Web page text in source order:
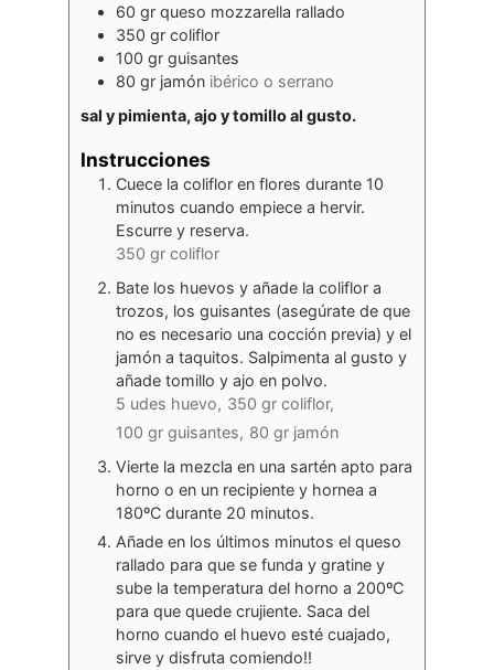
60 gr queso mozzarella rallado
350 gr coliflor
100 gr guisantes
80 gr jamón ibérico o serrano
sal y pimienta, ajo y tomillo al gusto.
Instrucciones
Cuece la coliflor en flores durante 10
minutos cuando empiece a hervir.
Escurre y reserva.
350 gr coliflor
Bate los huevos y añade la coliflor a
trozos, los guisantes (asegúrate de que
no es necesario una cocción previa) y el
jamón a taquitos. Salpimenta al gusto y
añade tomillo y ajo en polvo.
5 udes huevo, 350 gr coliflor,
100 gr guisantes, 80 gr jamón
Vierte la mezcla en una sartén apto para
horno o en un recipiente y hornea a
180ºC durante 20 minutos.
Añade en los últimos minutos el queso
rallado para que se funda y gratine y
sube la temperatura del horno a 200ºC
para que quede crujiente. Saca del
horno cuando el huevo esté cuajado,
sirve y disfruta comiendo!!